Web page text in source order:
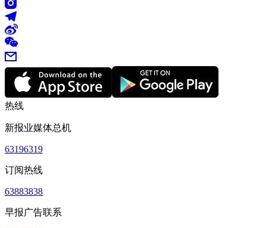
热线
新报业媒体总机
63196319
订阅热线
63883838
早报广告联系